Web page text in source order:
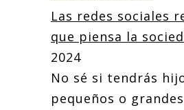
Las redes sociales
que piensa la
2024
No sé si tendrás
pequeños o